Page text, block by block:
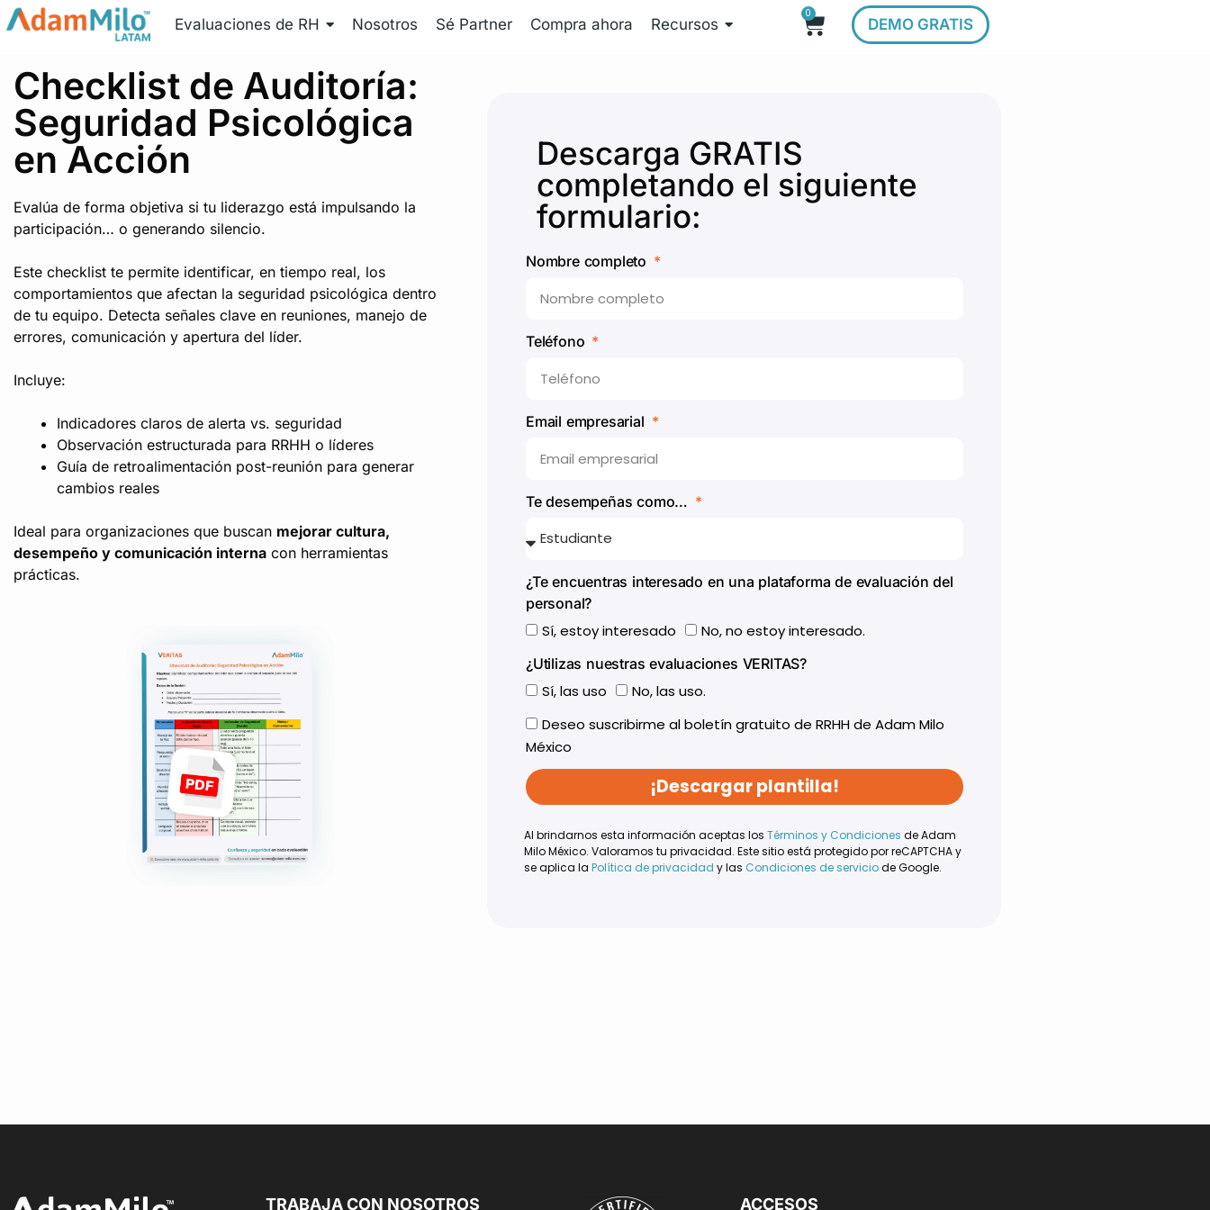
Evaluaciones de RH Nosotros Sé Partner Compra ahora Recursos
0
DEMO GRATIS
Checklist de Auditoría:
Seguridad Psicológica
en Acción
Evalúa de forma objetiva si tu liderazgo está impulsando la
participación… o generando silencio.
Este checklist te permite identificar, en tiempo real, los
comportamientos que afectan la seguridad psicológica dentro
de tu equipo. Detecta señales clave en reuniones, manejo de
errores, comunicación y apertura del líder.
Incluye:
Indicadores claros de alerta vs. seguridad
Observación estructurada para RRHH o líderes
Guía de retroalimentación post-reunión para generar
cambios reales
Ideal para organizaciones que buscan mejorar cultura,
desempeño y comunicación interna con herramientas
prácticas.
Descarga GRATIS
completando el siguiente
formulario:
Nombre completo
Teléfono
Email empresarial
Te desempeñas como…
¿Te encuentras interesado en una plataforma de evaluación del
personal?
Sí, estoy interesado No, no estoy interesado.
¿Utilizas nuestras evaluaciones VERITAS?
Sí, las uso
No, las uso.
Deseo suscribirme al boletín gratuito de RRHH de Adam Milo
México
¡Descargar plantilla!
Al brindarnos esta información aceptas los Términos y Condiciones de Adam
Milo México. Valoramos tu privacidad. Este sitio está protegido por reCAPTCHA y
se aplica la Política de privacidad y las Condiciones de serviciode Google.
TRABAJA CON NOSOTROS ACCESOS